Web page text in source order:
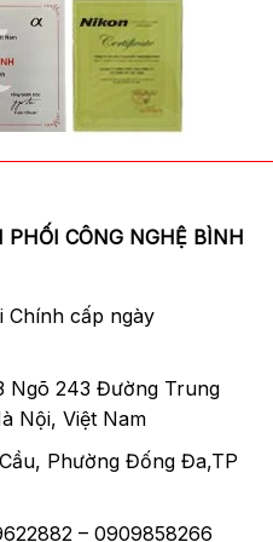
yếu tố tán xạ thấp
khắc phục sai màu
với cải thiện cấu trúc
ống kính ma-miễn
đang bị đàn áp để
ảnh chất lượng cao
CÔNG NGHỆ BÌNH
Chính cấp ngày
Ngõ 243 Đường Trung
Nội, Việt Nam
Phường Đống Đa,TP
– 0909858266